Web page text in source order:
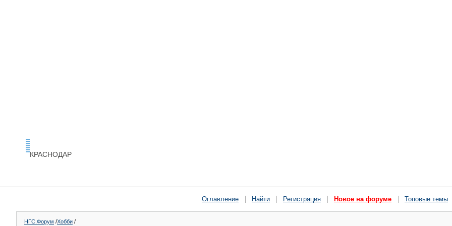
КРАСНОДАР
Оглавление Найти Регистрация Новое на форуме Топовые темы
НГС.Форум /Хобби /